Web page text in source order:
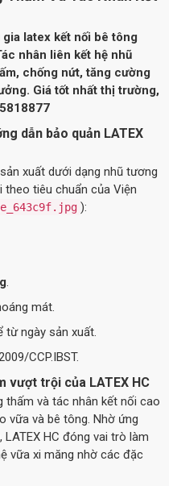
latex kết nối bê tông
nhân liên kết hệ nhũ
chống nứt, tăng cường
Giá tốt nhất thị trường,
dẫn bảo quản LATEX
xuất dưới dạng nhũ tương
tiêu chuẩn của Viện
):
mát.
từ ngày sản xuất.
CCP.IBST.
vượt trội của LATEX HC
thấm và tác nhân kết nối cao
vữa và bê tông. Nhờ ứng
HC đóng vai trò làm
vữa xi măng nhờ các đặc